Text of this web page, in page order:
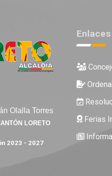
Olalla Torres
LORETO
2023 - 2027
Ferias